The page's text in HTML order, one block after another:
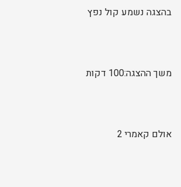
בהצגה נשמע קול נפץ
משך ההצגה:100 דקות
אולם קאמרי 2